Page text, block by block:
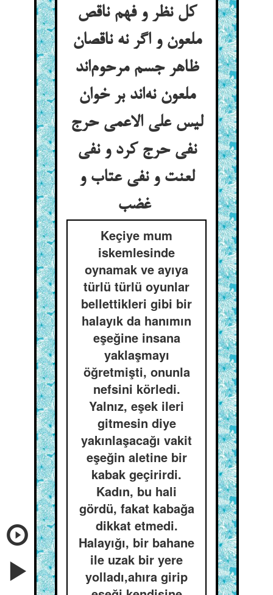
کل نظر و فهم ناقص
ملعون و اگر نه ناقصان
ظاهر جسم مرحوم‌اند
ملعون نه‌اند بر خوان
لیس علی الاعمی حرج
نفی حرج کرد و نفی
لعنت و نفی عتاب و
غضب
Keçiye mum
iskemlesinde
oynamak ve ayıya
türlü türlü oyunlar
bellettikleri gibi bir
halayık da hanımın
eşeğine insana
yaklaşmayı
öğretmişti, onunla
nefsini körledi.
Yalnız, eşek ileri
gitmesin diye
yakınlaşacağı vakit
eşeğin aletine bir
kabak geçirirdi.
Kadın, bu hali
gördü, fakat kabağa
dikkat etmedi.
Halayığı, bir bahane
ile uzak bir yere
yolladı,ahıra girip